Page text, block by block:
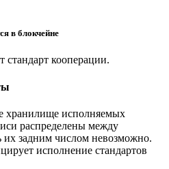
в блокчейне
кооперации.
хранилище исполняемых
распределены между
их задним числом невозможно.
исполнение стандартов